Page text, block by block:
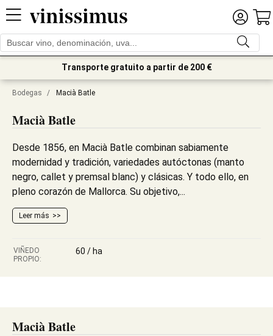
Transporte gratuito a partir de 200 €
Bodegas / Macià Batle
Macià Batle
Desde 1856, en Macià Batle combinan sabiamente
modernidad y tradición, variedades autóctonas (manto
negro, callet y premsal blanc) y clásicas. Y todo ello, en
pleno corazón de Mallorca. Su objetivo,...
Leer más
VIÑEDO
PROPIO:
60 / ha
Macià Batle